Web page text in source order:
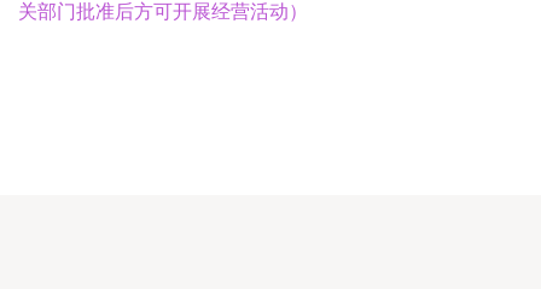
关部门批准后方可开展经营活动）